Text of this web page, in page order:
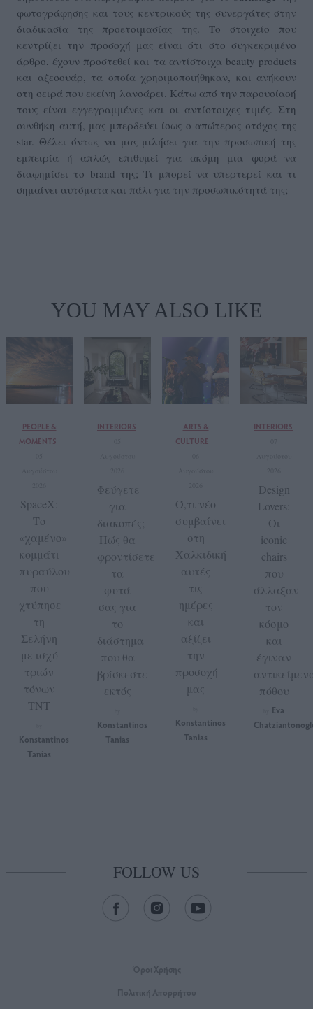
φωτογράφησης και τους κεντρικούς της συνεργάτες στην
διαδικασία της προετοιμασίας της. Το στοιχείο που
κεντρίζει την προσοχή μας είναι ότι στο συγκεκριμένο
άρθρο, έχουν προστεθεί και τα αντίστοιχα beauty products
και αξεσουάρ, τα οποία χρησιμοποιήθηκαν, και ανήκουν
στη σειρά που εκείνη λανσάρει. Κάτω από την παρουσίασή
τους είναι εγγεγραμμένες και οι αντίστοιχες τιμές. Στη
συνθήκη αυτή, μας μπερδεύει ίσως ο απώτερος στόχος της
star. Θέλει όντως να μας μιλήσει για την προσωπική της
εμπειρία ή απλώς επιθυμεί για ακόμη μια φορά να
διαφημίσει το brand της; Τι μπορεί να υπερτερεί και τι
σημαίνει αυτόματα και πάλι για την προσωπικότητά της;
YOU MAY ALSO LIKE
PEOPLE &
MOMENTS
SpaceX:
Το
«χαμένο»
κομμάτι
πυραύλου
που
χτύπησε
τη
Σελήνη
με ισχύ
τριών
τόνων
TNT
Konstantinos
Tanias
INTERIORS
Φεύγετε
για
διακοπές;
Πώς θα
φροντίσετε
τα
φυτά
σας για
το
διάστημα
που θα
βρίσκεστε
εκτός
Konstantinos
Tanias
ARTS &
CULTURE
Ό,τι νέο
συμβαίνει
στη
Χαλκιδική
αυτές
τις
ημέρες
και
αξίζει
την
προσοχή
μας
Konstantinos
Tanias
INTERIORS
Design
Lovers:
Οι
iconic
chairs
που
άλλαξαν
τον
κόσμο
και
έγιναν
πόθου
Eva
FOLLOW US
Όροι Xρήσης
Πολιτική Απορρήτου